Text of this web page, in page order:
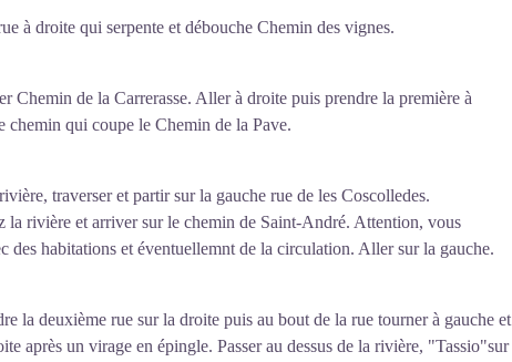
à droite qui serpente et débouche Chemin des vignes.
Chemin de la Carrerasse. Aller à droite puis prendre la première à
chemin qui coupe le Chemin de la Pave.
traverser et partir sur la gauche rue de les Coscolledes.
la rivière et arriver sur le chemin de Saint-André. Attention, vous
des habitations et éventuellemnt de la circulation. Aller sur la gauche.
la deuxième rue sur la droite puis au bout de la rue tourner à gauche et
après un virage en épingle. Passer au dessus de la rivière, "Tassio"sur